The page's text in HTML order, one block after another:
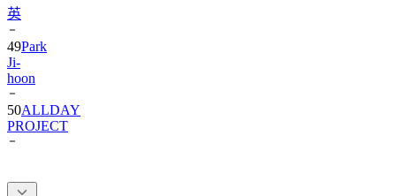
49
Ji-
hoon
50ALLDAY
PROJECT